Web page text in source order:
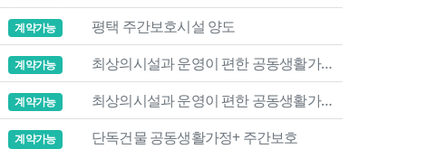
계약가능
평택 주간보호시설 양도
계약가능
최상의시설과 운영이 편한 공동생활가정 양도합니다
계약가능
최상의시설과 운영이 편한 공동생활가정 양도합니다
계약가능
단독건물 공동생활가정+ 주간보호